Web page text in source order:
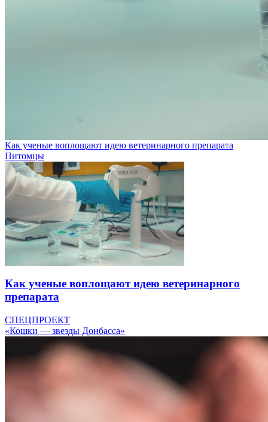
Как ученые воплощают идею ветеринарного препарата
Питомцы
Как ученые воплощают идею ветеринарного
препарата
СПЕЦПРОЕКТ
«Кошки — звезды Донбасса»